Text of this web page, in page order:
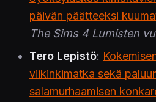
päivän päätteeksi
The Sims 4 Lumisten
Tero Lepistö:
viikinkimatka sekä
salamurhaamisen